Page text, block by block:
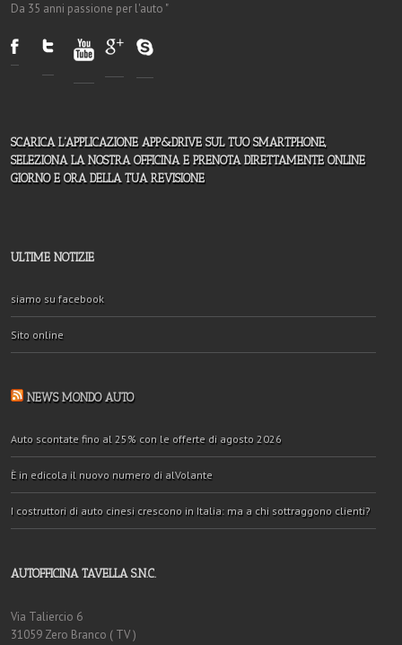
Da 35 anni passione per l'auto "
SCARICA L'APPLICAZIONE APP&DRIVE SUL TUO SMARTPHONE,
SELEZIONA LA NOSTRA OFFICINA E PRENOTA DIRETTAMENTE ONLINE
GIORNO E ORA DELLA TUA REVISIONE
ULTIME NOTIZIE
siamo su facebook
Sito online
NEWS MONDO AUTO
Auto scontate fino al 25% con le offerte di agosto 2026
È in edicola il nuovo numero di alVolante
I costruttori di auto cinesi crescono in Italia: ma a chi sottraggono clienti?
AUTOFFICINA TAVELLA S.N.C.
Via Taliercio 6
31059 Zero Branco ( TV )